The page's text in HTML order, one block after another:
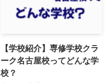
【学校紹介】専修学校クラ
ーク名古屋校ってどんな学
校？